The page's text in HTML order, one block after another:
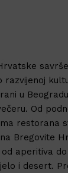
razvijenoj
u
Od
restorana
Bregovite
aperitiva
i desert.